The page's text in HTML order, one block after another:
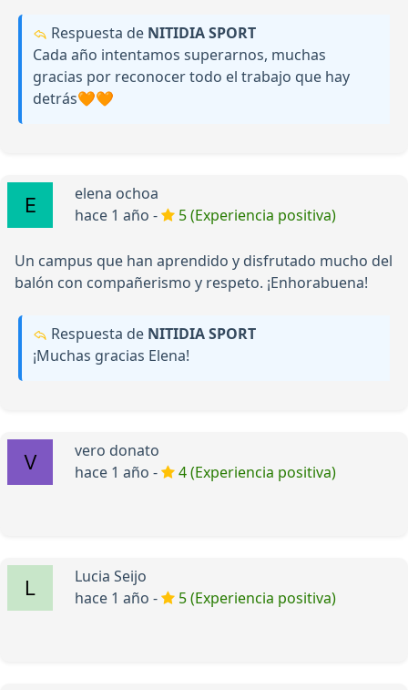
Respuesta de NITIDIA SPORT
Cada año intentamos superarnos, muchas
gracias por reconocer todo el trabajo que hay
detrás🧡🧡
elena ochoa
hace 1 año -
5 (Experiencia positiva)
Un campus que han aprendido y disfrutado mucho del
balón con compañerismo y respeto. ¡Enhorabuena!
Respuesta de NITIDIA SPORT
¡Muchas gracias Elena!
vero donato
hace 1 año -
4 (Experiencia positiva)
Lucia Seijo
hace 1 año -
5 (Experiencia positiva)